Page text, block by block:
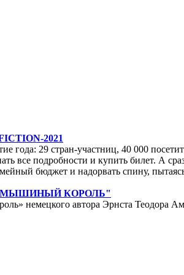
2021
года: 29 стран-участниц, 40 000
все подробности и купить билет. А
бюджет и надорвать спину,
МЫШИНЫЙ КОРОЛЬ"
немецкого автора Эрнста Теодора